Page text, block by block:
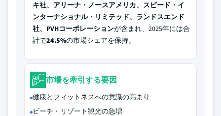
キ社、アリーナ・ノースアメリカ、スピード・イ
ンターナショナル・リミテッド、ランドスエンド
社、PVHコーポレーションが含まれ、2025年には合
計で24.5%の市場シェアを保持。
市場を牽引する要因
健康とフィットネスへの意識の高まり
ビーチ・リゾート観光の急増